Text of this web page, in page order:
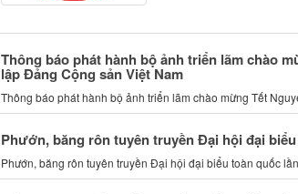
Thông báo phát hành bộ ảnh triển lãm chào
lập Đảng Cộng sản Việt Nam
Thông báo phát hành bộ ảnh triển lãm chào mừng Tết
Phướn, băng rôn tuyên truyền Đại hội đại
Phướn, băng rôn tuyên truyền Đại hội đại biểu toàn quốc